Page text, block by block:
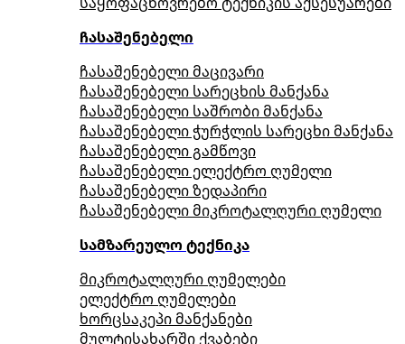
ჩასაშენებელი
ჩასაშენებელი მაცივარი
ჩასაშენებელი სარეცხის მანქანა
ჩასაშენებელი საშრობი მანქანა
ჩასაშენებელი ჭურჭლის სარეცხი მანქანა
ჩასაშენებელი გამწოვი
ჩასაშენებელი ელექტრო ღუმელი
ჩასაშენებელი ზედაპირი
ჩასაშენებელი მიკროტალღური ღუმელი
სამზარეულო ტექნიკა
მიკროტალღური ღუმელები
ელექტრო ღუმელები
ხორცსაკეპი მანქანები
მულტისახარში ქვაბები